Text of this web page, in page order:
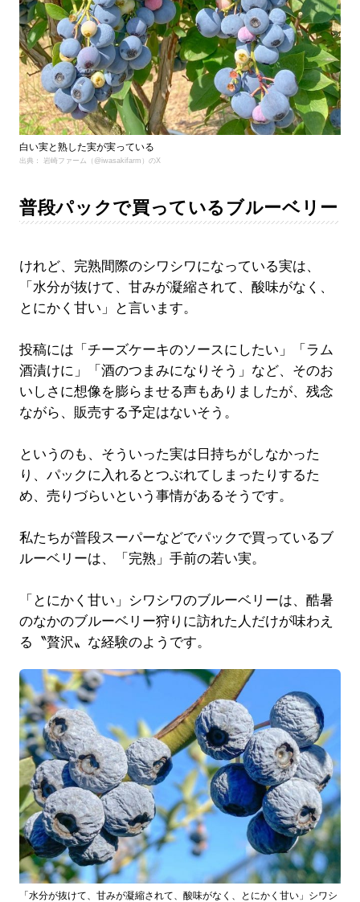
白い実と熟した実が実っている
出典： 岩崎ファーム（@iwasakifarm）のX
普段パックで買っているブルーベリー
けれど、完熟間際のシワシワになっている実は、
「水分が抜けて、甘みが凝縮されて、酸味がなく、
とにかく甘い」と言います。
投稿には「チーズケーキのソースにしたい」「ラム
酒漬けに」「酒のつまみになりそう」など、そのお
いしさに想像を膨らませる声もありましたが、残念
ながら、販売する予定はないそう。
というのも、そういった実は日持ちがしなかった
り、パックに入れるとつぶれてしまったりするた
め、売りづらいという事情があるそうです。
私たちが普段スーパーなどでパックで買っているブ
ルーベリーは、「完熟」手前の若い実。
「とにかく甘い」シワシワのブルーベリーは、酷暑
のなかのブルーベリー狩りに訪れた人だけが味わえ
る〝贅沢〟な経験のようです。
「水分が抜けて、甘みが凝縮されて、酸味がなく、とにかく甘い」シワシ